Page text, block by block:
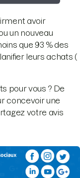
avoir
un nouveau
que 93 % des
leurs achats (
pour vous ? De
concevoir une
votre avis